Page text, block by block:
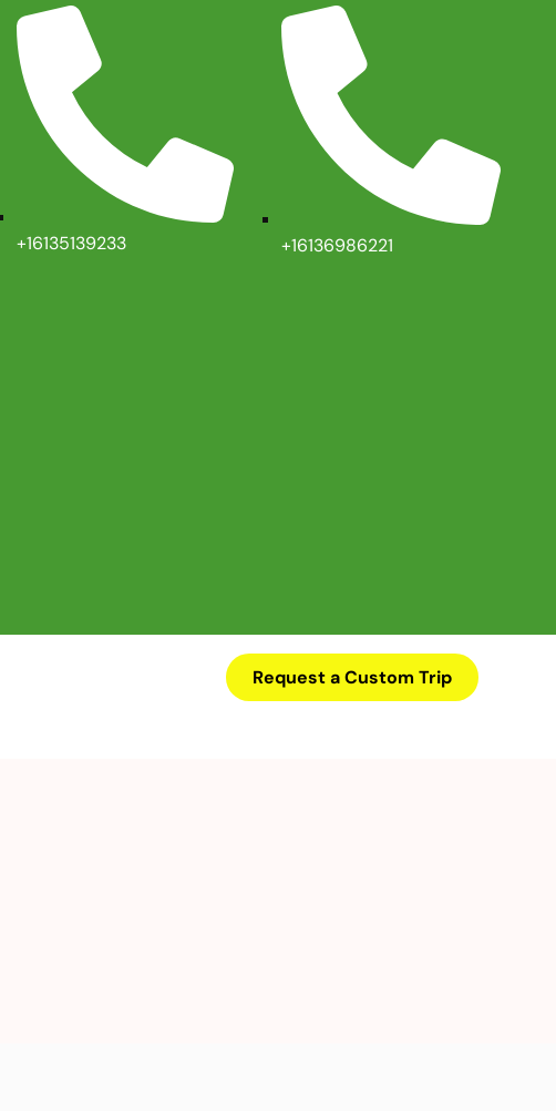
+16135139233 +16136986221
Request a Custom Trip